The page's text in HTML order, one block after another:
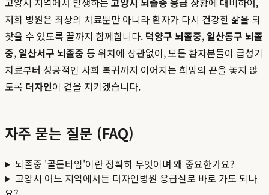
저희 병원은 최상의 치료뿐만 아니라 환자가 다시 건강한 삶을 되
찾을 수 있도록 끝까지 함께합니다. 덕양구 뇌졸중, 일산동구 뇌졸
중, 일산서구 뇌졸중 등 위치에 상관없이, 모든 환자분들이 급성기
치료부터 성공적인 사회 복귀까지 이어지는 희망의 끈을 놓지 않
도록 더자인이 곁을 지키겠습니다.
자주 묻는 질문 (FAQ)
뇌졸중 '골든타임'이란 정확히 무엇이며 왜 중요한가요?
고양시 어느 지역에서든 더자인병원 응급실로 바로 가도 되나